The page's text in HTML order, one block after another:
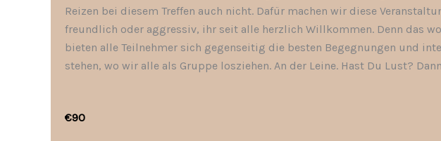
Reizen bei diesem Treffen auch nicht. Dafür machen wir diese
freundlich oder aggressiv, ihr seit alle herzlich Willkommen. Denn das
bieten alle Teilnehmer sich gegenseitig die besten Begegnungen und
stehen, wo wir alle als Gruppe losziehen. An der Leine. Hast Du Lust?
€90